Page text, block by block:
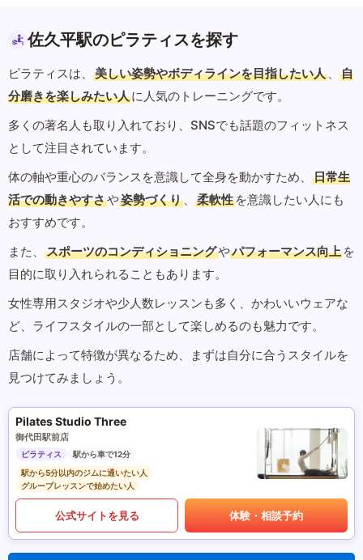
佐久平駅のピラティスを探す
ピラティスは、 美しい姿勢やボディラインを目指したい人 、
自
分磨きを楽しみたい人に人気のトレーニングです。
多くの著名人も取り入れており、SNSでも話題のフィットネス
として注目されています。
体の軸や重心のバランスを意識して全身を動かすため、
日常生
活での動きやすさや姿勢づくり 、 柔軟性 を意識したい人にも
おすすめです。
また、
スポーツのコンディショニングやパフォーマンス向上 を
目的に取り入れられることもあります。
女性専用スタジオや少人数レッスンも多く、かわいいウェアな
ど、ライフスタイルの一部として楽しめるのも魅力です。
店舗によって特徴が異なるため、まずは自分に合うスタイルを
見つけてみましょう。
Pilates Studio Three
御代田駅前店
ピラティス
駅から車で12分
駅から5分以内のジムに通いたい人
グループレッスンで始めたい人
公式サイトを見る 体験・相談予約